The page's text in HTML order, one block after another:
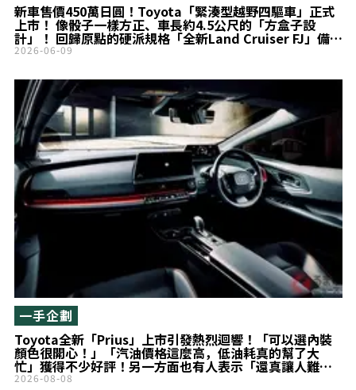
新車售價450萬日圓！Toyota「緊湊型越野四驅車」正式
上市！ 像骰子一樣方正、車長約4.5公尺的「方盒子設
計」！ 回歸原點的硬派規格「全新Land Cruiser FJ」備受
期待
2026-06-09
Toyota全新「Prius」上市引發熱烈迴響！「可以選內裝
顏色很開心！」「汽油價格這麼高，低油耗真的幫了大
忙」獲得不少好評！另一方面也有人表示「還真讓人難以
在Civic之間做選擇……」!? 兼具高質感設計魅力的
一手企劃
2026-08-08